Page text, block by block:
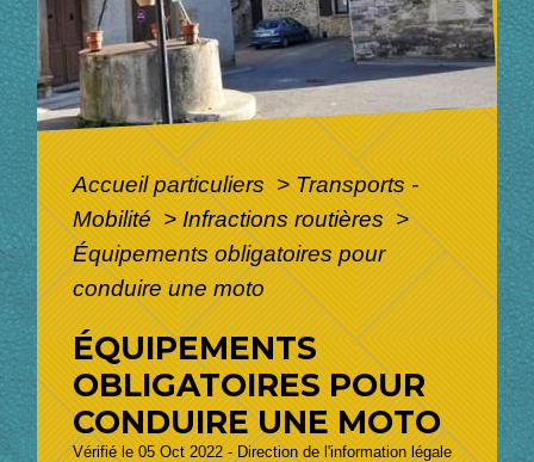
Accueil particuliers> Transports -
Mobilité> Infractions routières>
Équipements obligatoires pour
conduire une moto
ÉQUIPEMENTS
OBLIGATOIRES POUR
CONDUIRE UNE MOTO
Vérifié le 05 Oct 2022 - Direction de l'information légale